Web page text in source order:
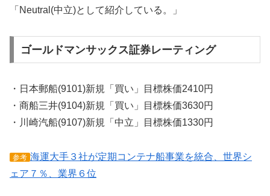
「Neutral(中立)として紹介している。」
ゴールドマンサックス証券レーティング
・日本郵船(9101)新規「買い」目標株価2410円
・商船三井(9104)新規「買い」目標株価3630円
・川崎汽船(9107)新規「中立」目標株価1330円
参考 海運大手３社が定期コンテナ船事業を統合、世界シ
ェア７％、業界６位